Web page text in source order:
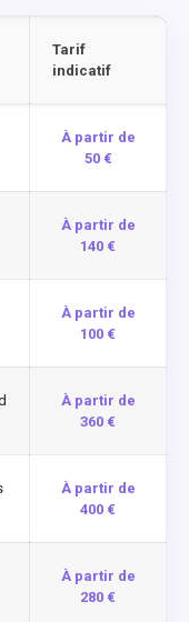
Tarif
indicatif
À partir de
50 €
À partir de
140 €
À partir de
100 €
À partir de
360 €
À partir de
400 €
À partir de
280 €